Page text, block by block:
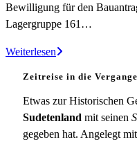
Bewilligung für den
Lagergruppe 161…
WeiterlesenRADwJ-
Langenau
Zeitreise in die
Etwas zur Historischen
Sudetenland mit seinen
gegeben hat. Angelegt